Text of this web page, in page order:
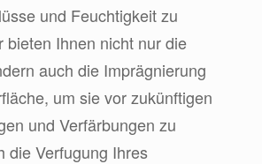
und Feuchtigkeit zu
bieten Ihnen nicht nur die
auch die Imprägnierung
um sie vor zukünftigen
und Verfärbungen zu
die Verfugung Ihres